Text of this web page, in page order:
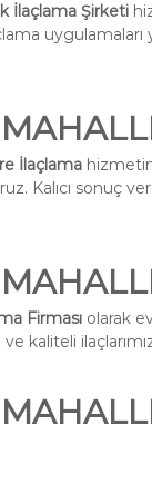
İlaçlama Şirketi
İlaçlama
Kalıcı sonuç
Firması olarak
kaliteli